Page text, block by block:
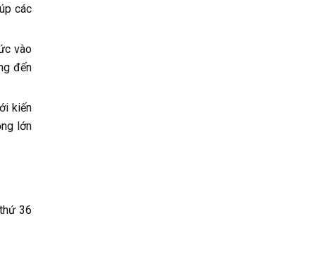
các
vào
đến
kiến
lớn
36